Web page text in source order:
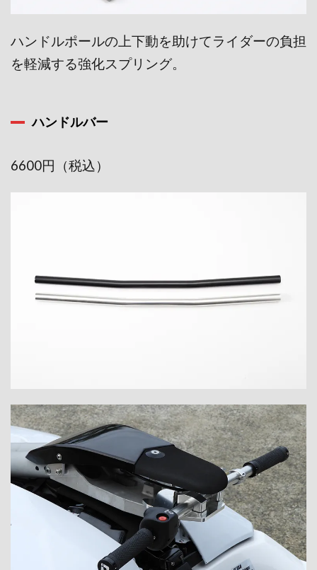
ハンドルポールの上下動を助けてライダーの負担
を軽減する強化スプリング。
ハンドルバー
6600円（税込）